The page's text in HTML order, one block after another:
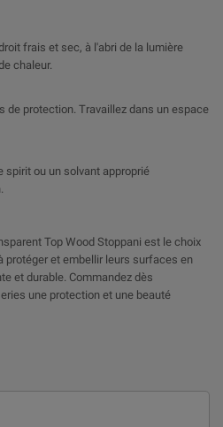
frais et sec, à l'abri de la lumière
chaleur.
de protection. Travaillez dans un espace
spirit ou un solvant approprié
Top Wood Stoppani est le choix
protéger et embellir leurs surfaces en
et durable. Commandez dès
une protection et une beauté